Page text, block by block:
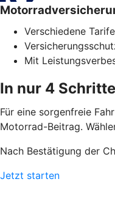
Verschiedene
Mit
In nur 4
Für eine sorgenfreie
Motorrad-Beitrag.
Nach Bestätigung der
Jetzt starten